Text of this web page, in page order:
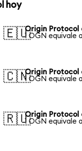
hoy
🇪🇺Origin Protocol
1 OGN equivale
🇨🇳Origin Protocol
1 OGN equivale
🇷🇺Origin Protocol
1 OGN equivale a